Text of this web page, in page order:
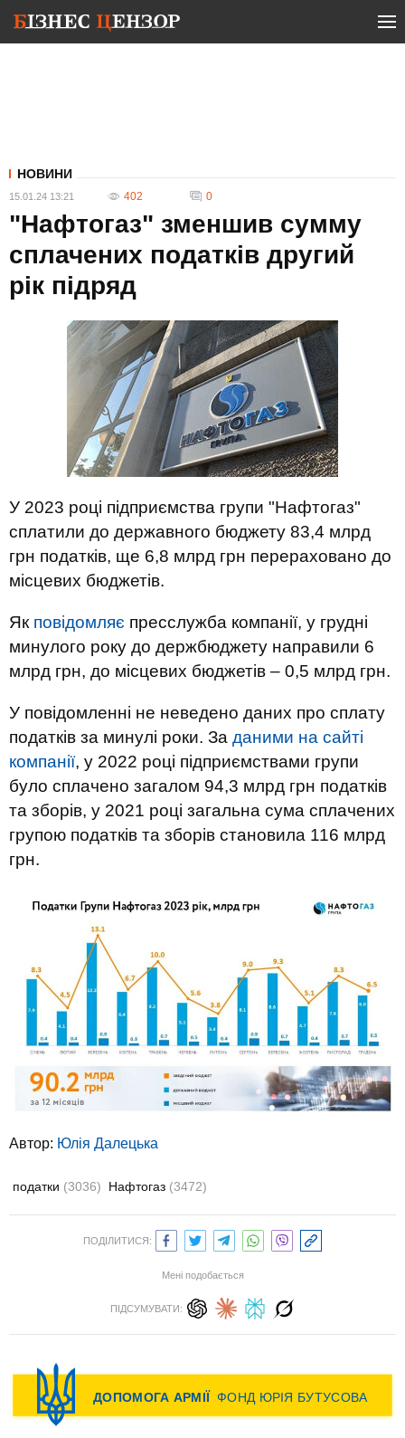
НОВИНИ
15.01.24 13:21 402 0
"Нафтогаз" зменшив сумму
сплачених податків другий
рік підряд
У 2023 році підприємства групи "Нафтогаз"
сплатили до державного бюджету 83,4 млрд
грн податків, ще 6,8 млрд грн перераховано до
місцевих бюджетів.
Як повідомляє пресслужба компанії, у грудні
минулого року до держбюджету направили 6
млрд грн, до місцевих бюджетів – 0,5 млрд грн.
У повідомленні не неведено даних про сплату
податків за минулі роки. За даними на сайті
компанії, у 2022 році підприємствами групи
було сплачено загалом 94,3 млрд грн податків
та зборів, у 2021 році загальна сума сплачених
групою податків та зборів становила 116 млрд
грн.
Автор: Юлiя Далецька
податки (3036) Нафтогаз (3472)
ПОДІЛИТИСЯ:
Мені подобається
ПІДСУМУВАТИ: